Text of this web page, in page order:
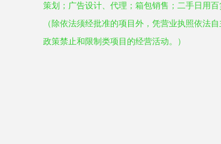
策划；广告设计、代理；箱包销售；二手日用
（除依法须经批准的项目外，凭营业执照依法
政策禁止和限制类项目的经营活动。）